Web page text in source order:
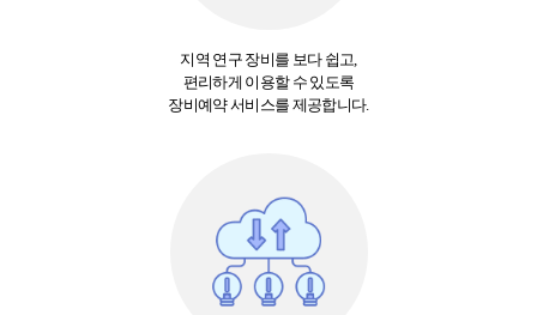
지역 연구 장비를 보다 쉽고,
편리하게 이용할 수 있도록
장비예약 서비스를 제공합니다.